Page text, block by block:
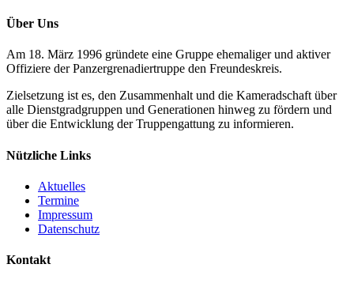
Über Uns
Am 18. März 1996 gründete eine Gruppe ehemaliger und aktiver
Offiziere der Panzergrenadiertruppe den Freundeskreis.
Zielsetzung ist es, den Zusammenhalt und die Kameradschaft über
alle Dienstgradgruppen und Generationen hinweg zu fördern und
über die Entwicklung der Truppengattung zu informieren.
Nützliche Links
Aktuelles
Termine
Impressum
Datenschutz
Kontakt